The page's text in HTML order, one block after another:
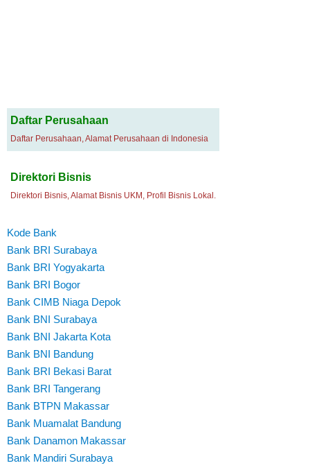
Daftar Perusahaan
Daftar Perusahaan, Alamat Perusahaan di Indonesia
Direktori Bisnis
Direktori Bisnis, Alamat Bisnis UKM, Profil Bisnis Lokal.
Kode Bank
Bank BRI Surabaya
Bank BRI Yogyakarta
Bank BRI Bogor
Bank CIMB Niaga Depok
Bank BNI Surabaya
Bank BNI Jakarta Kota
Bank BNI Bandung
Bank BRI Bekasi Barat
Bank BRI Tangerang
Bank BTPN Makassar
Bank Muamalat Bandung
Bank Danamon Makassar
Bank Mandiri Surabaya